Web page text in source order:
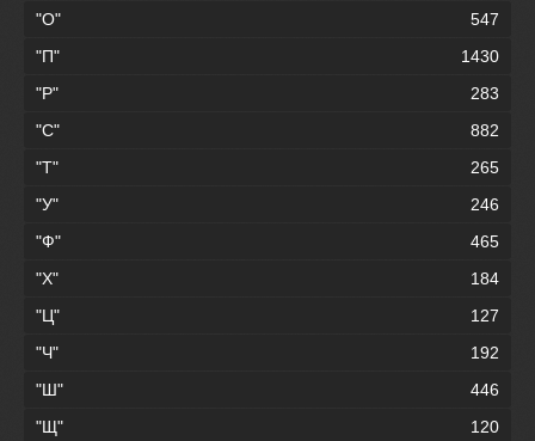
"О"
547
"П"
1430
"Р"
283
"С"
882
"Т"
265
"У"
246
"Ф"
465
"Х"
184
"Ц"
127
"Ч"
192
"Ш"
446
"Щ"
120